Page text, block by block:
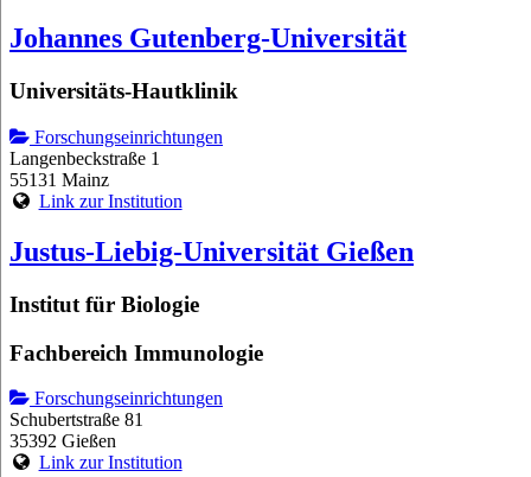
Johannes Gutenberg-Universität
Universitäts-Hautklinik
Forschungseinrichtungen
Langenbeckstraße 1
55131 Mainz
Link zur Institution
Justus-Liebig-Universität Gießen
Institut für Biologie
Fachbereich Immunologie
Forschungseinrichtungen
Schubertstraße 81
35392 Gießen
Link zur Institution